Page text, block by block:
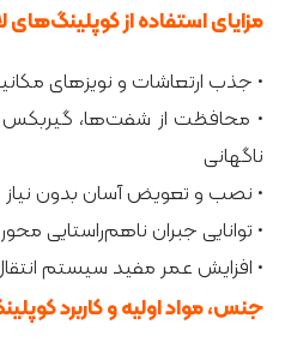
مزایای استفاده از
• جذب ارتعاشات و نویزهای
• محافظت از شفت‌ها، گیربکس
ناگهانی
• نصب و تعویض آسان بدون نیاز
• توانایی جبران ناهم‌راستایی
• افزایش عمر مفید سیستم
جنس، مواد اولیه و کاربرد